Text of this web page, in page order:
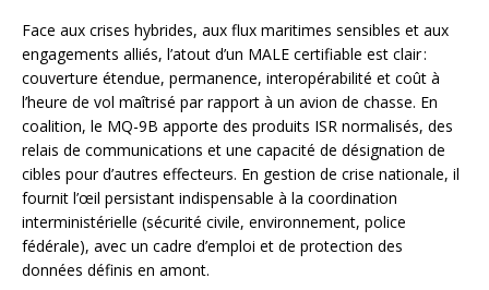
Face aux crises hybrides, aux flux maritimes sensibles et aux
engagements alliés, l’atout d’un MALE certifiable est clair :
couverture étendue, permanence, interopérabilité et coût à
l’heure de vol maîtrisé par rapport à un avion de chasse. En
coalition, le MQ-9B apporte des produits ISR normalisés, des
relais de communications et une capacité de désignation de
cibles pour d’autres effecteurs. En gestion de crise nationale, il
fournit l’œil persistant indispensable à la coordination
interministérielle (sécurité civile, environnement, police
fédérale), avec un cadre d’emploi et de protection des
données définis en amont.